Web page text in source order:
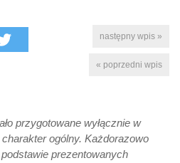
następny wpis »
« poprzedni wpis
przygotowane wyłącznie w
ogólny. Każdorazowo
prezentowanych